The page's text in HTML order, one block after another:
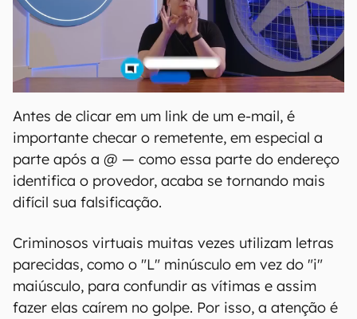
Antes de clicar em um link de um e-mail, é
importante checar o remetente, em especial a
parte após a @ — como essa parte do endereço
identifica o provedor, acaba se tornando mais
difícil sua falsificação.
Criminosos virtuais muitas vezes utilizam letras
parecidas, como o "L" minúsculo em vez do "i"
maiúsculo, para confundir as vítimas e assim
fazer elas caírem no golpe. Por isso, a atenção é